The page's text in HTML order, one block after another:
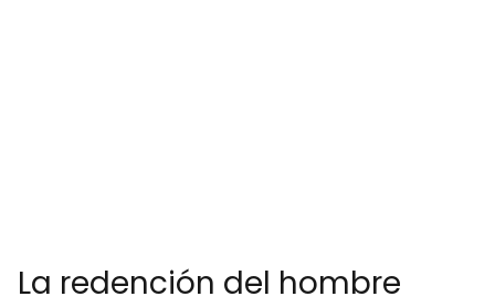
La redención del hombre